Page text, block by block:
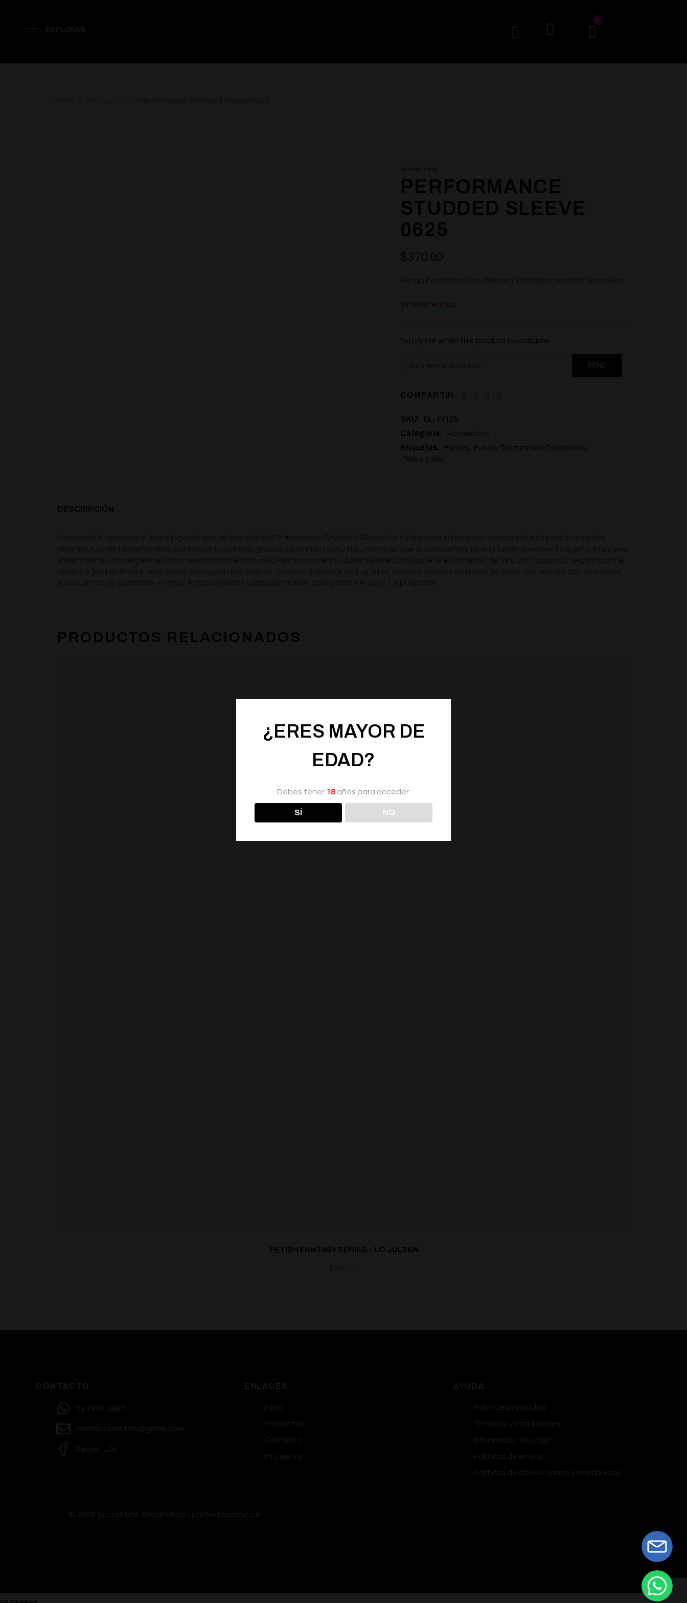
EXPLORAR
Accesorios
PERFORMANCE
STUDDED SLEEVE
0625
$370.00
Sin existencias
Notify me when this product is available:
COMPARTIR
SKU: BL-13129
Categoría: Accesorios
Etiquetas: Funda Funda Texturizada Para Pene
Texurizado
DESCRIPCIÓN
PRODUCTOS RELACIONADOS
FETISH FANTASY SERIES – LO JUL26N
Notify me when this product is available:
CONTACTO
33 2802 0887
ventassecretlife@gmail.com
Secret Life
ENLACES
Inicio
Productos
Contacto
Mi Cuenta
AYUDA
Aviso de privacidad
Términos y condiciones
Información de pago
Políticas de envíos
Políticas de devoluciones y reembolsos
© 2026 Secret Life. Desarrollado por Netcommerce
¿ERES MAYOR DE
EDAD?
Debes tener 18 años para acceder.
SÍ NO